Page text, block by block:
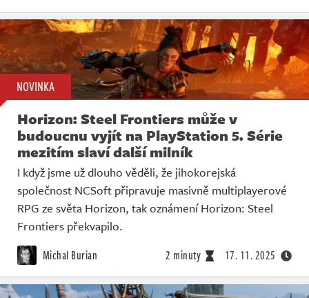
NOVINKA
Horizon: Steel Frontiers může v
budoucnu vyjít na PlayStation 5. Série
mezitím slaví další milník
I když jsme už dlouho věděli, že jihokorejská
společnost NCSoft připravuje masivně multiplayerové
RPG ze světa Horizon, tak oznámení Horizon: Steel
Frontiers překvapilo.
Michal Burian 2 minuty 17. 11. 2025